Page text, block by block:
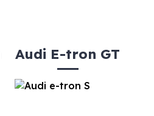
Audi E-tron GT